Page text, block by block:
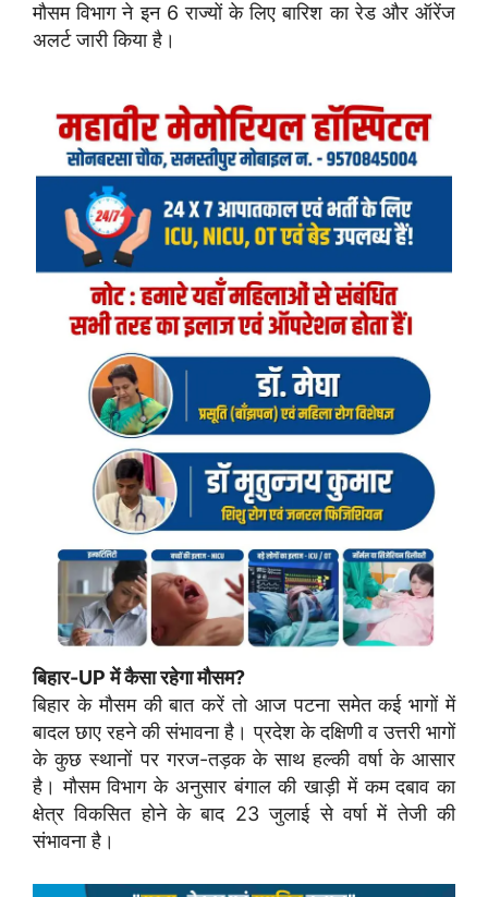
मौसम विभाग ने इन 6 राज्यों के लिए बारिश का रेड और ऑरेंज
अलर्ट जारी किया है।
बिहार-UP में कैसा रहेगा मौसम?
बिहार के मौसम की बात करें तो आज पटना समेत कई भागों में
बादल छाए रहने की संभावना है। प्रदेश के दक्षिणी व उत्तरी भागों
के कुछ स्थानों पर गरज-तड़क के साथ हल्की वर्षा के आसार
है। मौसम विभाग के अनुसार बंगाल की खाड़ी में कम दबाव का
क्षेत्र विकसित होने के बाद 23 जुलाई से वर्षा में तेजी की
संभावना है।